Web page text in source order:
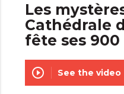
Les
Cathédrale
fête ses 900
play_circle_outline See the video